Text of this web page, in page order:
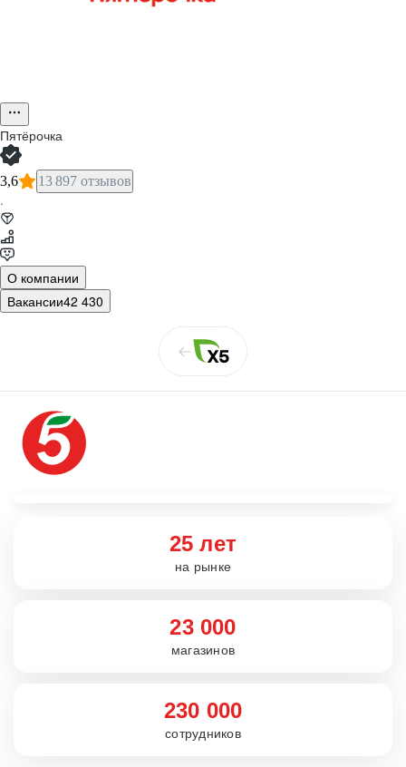
Пятёрочка
3,6 13 897 отзывов
·
О компании
Вакансии42 430
25 лет
на рынке
23 000
магазинов
230 000
сотрудников